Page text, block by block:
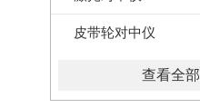
皮带轮对中仪
查看全部